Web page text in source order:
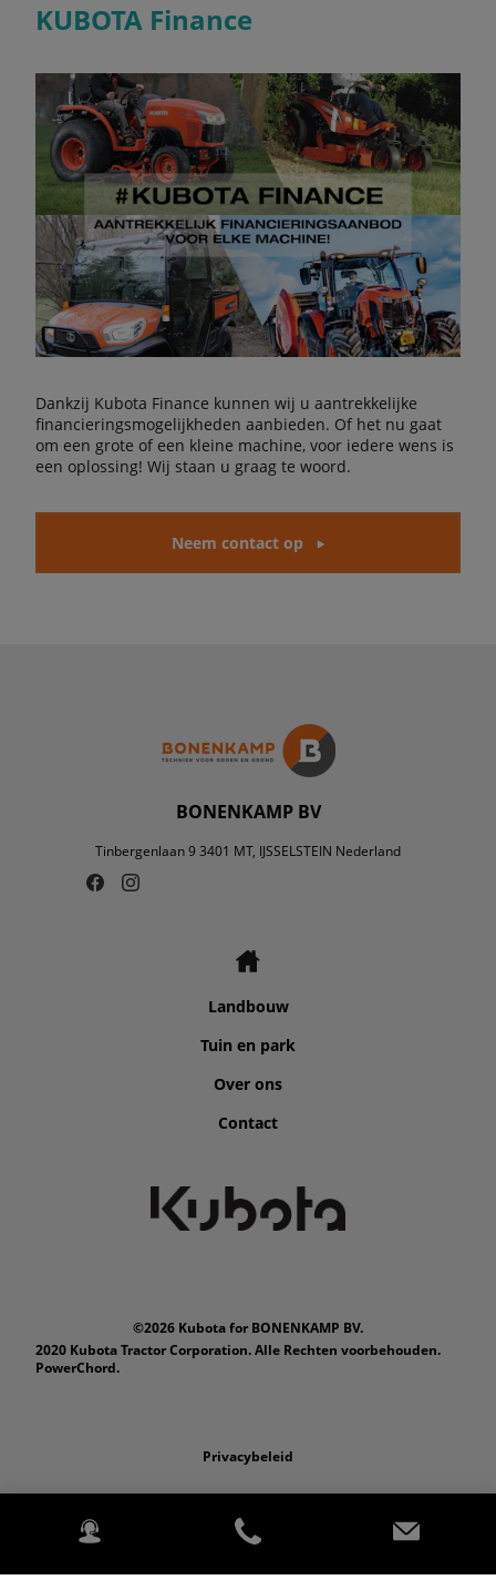
KUBOTA Finance
Dankzij Kubota Finance kunnen wij u aantrekkelijke
financieringsmogelijkheden aanbieden. Of het nu gaat
om een grote of een kleine machine, voor iedere wens is
een oplossing! Wij staan u graag te woord.
Neem contact op
BONENKAMP BV
Tinbergenlaan 9 3401 MT, IJSSELSTEIN Nederland
Landbouw
Tuin en park
Over ons
Contact
©2026 Kubota for BONENKAMP BV.
2020 Kubota Tractor Corporation. Alle Rechten voorbehouden.
PowerChord.
Privacybeleid
Wettelijk